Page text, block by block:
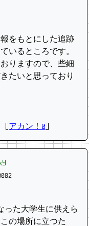
をもとにした追跡
いるところです。
りますので、些細
たいと思っており
アカン！0
った大学生に供えら
の場所に立つた